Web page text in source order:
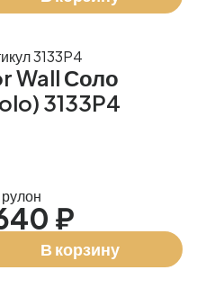
Wall Соло
3133P4
3133P4
рулон
₽
В корзину